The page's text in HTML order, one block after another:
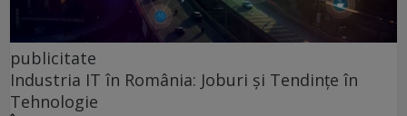
publicitate
Industria IT în România: Joburi și Tendințe în
Tehnologie